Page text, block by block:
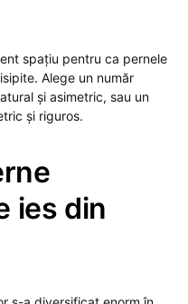
spațiu pentru ca pernele
Alege un număr
și asimetric, sau un
și riguros.
ies din